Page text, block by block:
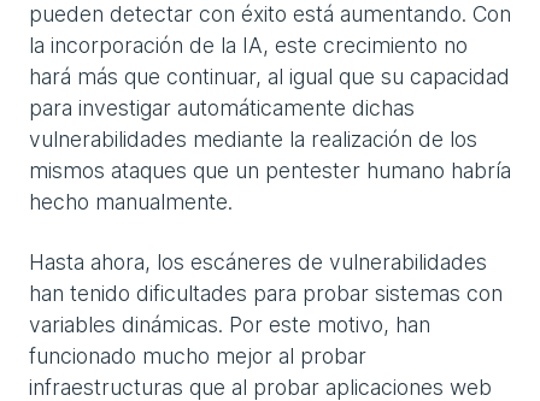
pueden detectar con éxito está aumentando. Con
la incorporación de la IA, este crecimiento no
hará más que continuar, al igual que su capacidad
para investigar automáticamente dichas
vulnerabilidades mediante la realización de los
mismos ataques que un pentester humano habría
hecho manualmente.
Hasta ahora, los escáneres de vulnerabilidades
han tenido dificultades para probar sistemas con
variables dinámicas. Por este motivo, han
funcionado mucho mejor al probar
infraestructuras que al probar aplicaciones web